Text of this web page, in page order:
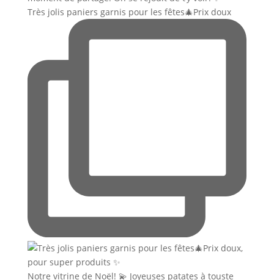
Très jolis paniers garnis pour les fêtes🎄Prix doux
Notre vitrine de Noël! 💫 Joyeuses patates à touste